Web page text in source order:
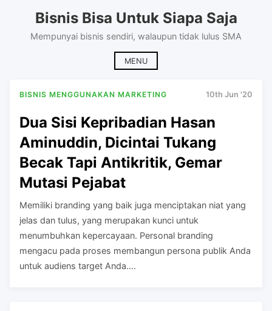
content
Bisnis Bisa Untuk Siapa Saja
Mempunyai bisnis sendiri, walaupun tidak lulus SMA
MENU
BISNIS MENGGUNAKAN MARKETING 10th Jun '20
Dua Sisi Kepribadian Hasan
Aminuddin, Dicintai Tukang
Becak Tapi Antikritik, Gemar
Mutasi Pejabat
Memiliki branding yang baik juga menciptakan niat yang
jelas dan tulus, yang merupakan kunci untuk
menumbuhkan kepercayaan. Personal branding
mengacu pada proses membangun persona publik Anda
untuk audiens target Anda….